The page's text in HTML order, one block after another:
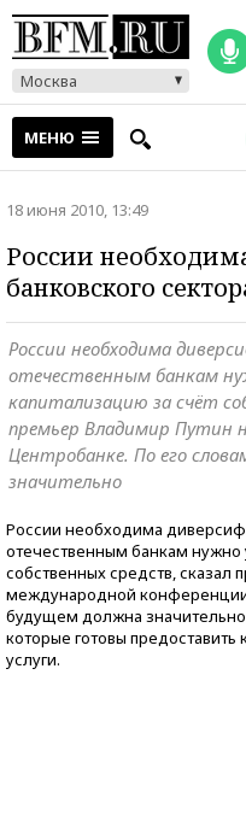
Москва
МЕНЮ
18 июня 2010, 13:49
России
банковского
России необходима
отечественным банкам
капитализацию за счёт
премьер Владимир Путин
Центробанке. По его
значительно
России необходима
отечественным банкам нужно
собственных средств,
международной конференции
будущем должна
которые готовы
услуги.